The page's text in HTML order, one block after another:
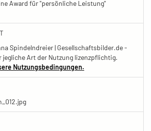
Award für "persönliche Leistung"
Spindelndreier | Gesellschaftsbilder.de -
jegliche Art der Nutzung lizenzpflichtig.
Nutzungsbedingungen.